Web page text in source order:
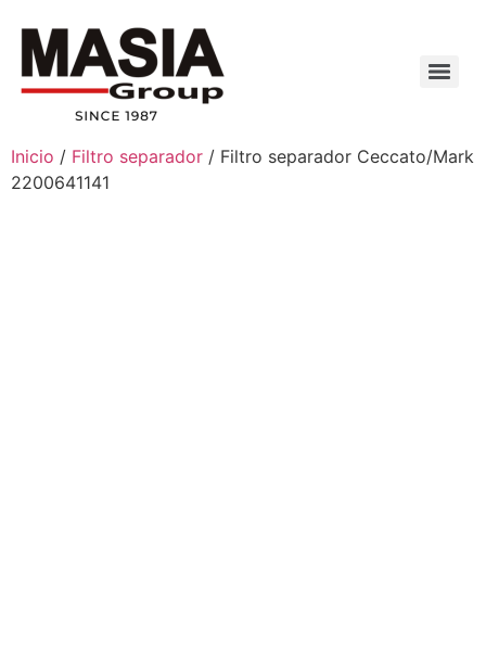
Inicio / Filtro separador / Filtro separador Ceccato/Mark
2200641141